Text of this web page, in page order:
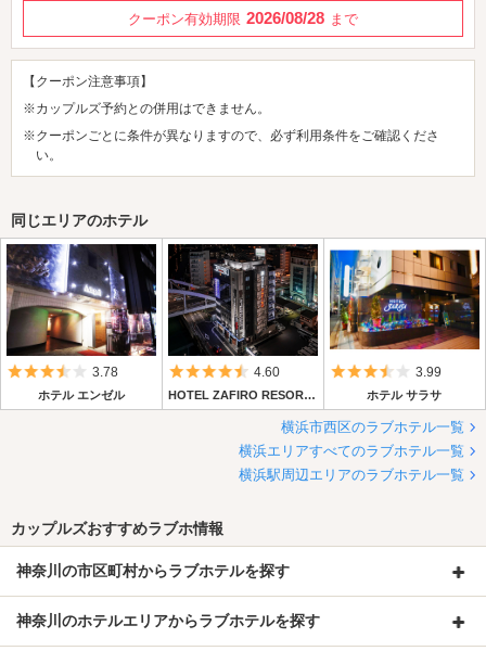
クーポン有効期限 2026/08/28 まで
【クーポン注意事項】
※カップルズ予約との併用はできません。
※クーポンごとに条件が異なりますので、必ず利用条件をご確認くださ
い。
同じエリアのホテル
5つ星のうち3.5
3.78
ホテル エンゼル
5つ星のうち4.5
4.60
HOTEL ZAFIRO RESORT（サフィロリゾート）
5つ星のうち
3.99
ホテル サラサ
横浜市西区のラブホテル一覧
横浜エリアすべてのラブホテル一覧
横浜駅周辺エリアのラブホテル一覧
カップルズおすすめラブホ情報
神奈川の市区町村からラブホテルを探す
神奈川のホテルエリアからラブホテルを探す